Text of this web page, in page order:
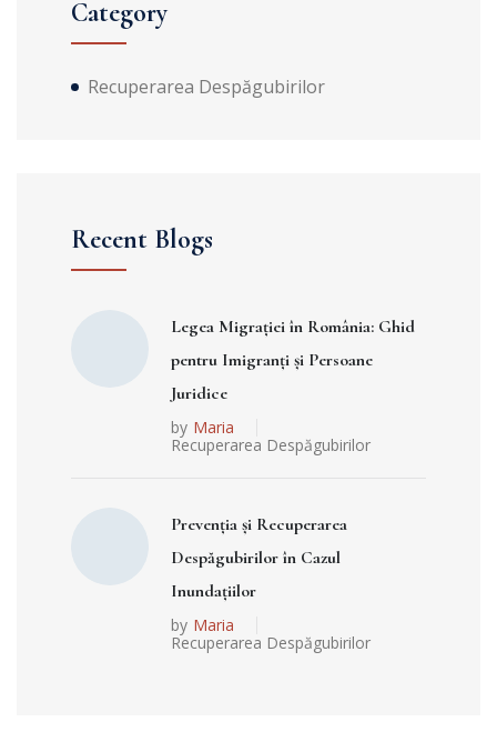
Category
Recuperarea Despăgubirilor
Recent Blogs
Legea Migrației în România: Ghid
pentru Imigranți și Persoane
Juridice
by Maria
Recuperarea Despăgubirilor
Prevenția și Recuperarea
Despăgubirilor în Cazul
Inundațiilor
by Maria
Recuperarea Despăgubirilor